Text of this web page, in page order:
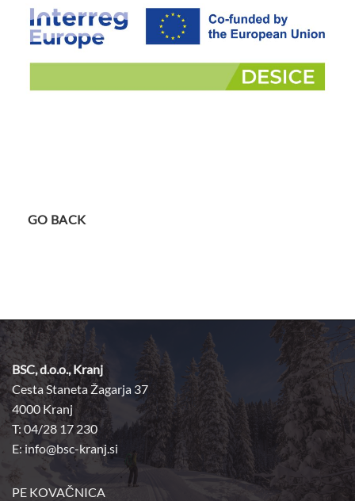
GO BACK
BSC, d.o.o., Kranj
Cesta Staneta Žagarja 37
4000 Kranj
T: 04/28 17 230
E:info@bsc-kranj.si
PE KOVAČNICA